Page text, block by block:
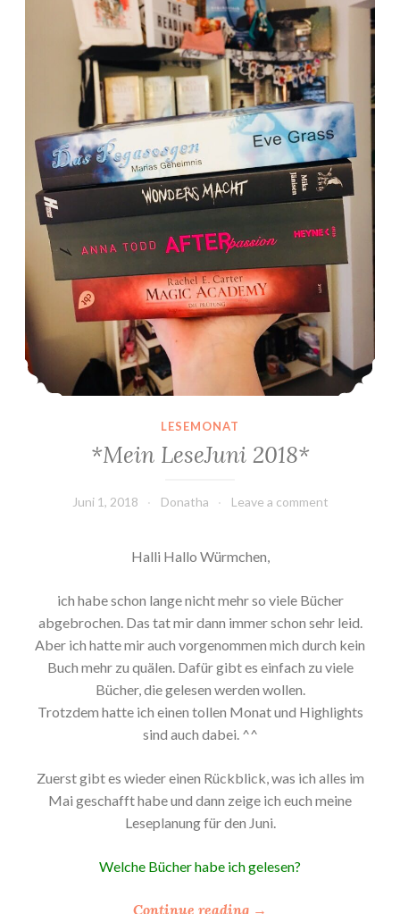
LESEMONAT
*Mein LeseJuni 2018*
Juni 1, 2018 Donatha Leave a comment
Halli Hallo Würmchen,
ich habe schon lange nicht mehr so viele Bücher
abgebrochen. Das tat mir dann immer schon sehr leid.
Aber ich hatte mir auch vorgenommen mich durch kein
Buch mehr zu quälen. Dafür gibt es einfach zu viele
Bücher, die gelesen werden wollen.
Trotzdem hatte ich einen tollen Monat und Highlights
sind auch dabei. ^^
Zuerst gibt es wieder einen Rückblick, was ich alles im
Mai geschafft habe und dann zeige ich euch meine
Leseplanung für den Juni.
Welche Bücher habe ich gelesen?
Continue reading “→